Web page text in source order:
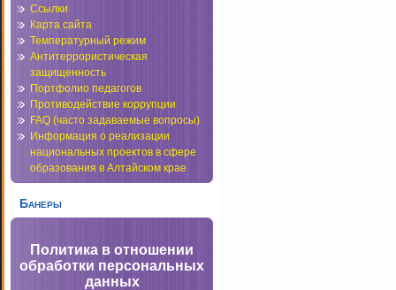
Ссылки
Карта сайта
Температурный режим
Антитеррористическая
защищенность
Портфолио педагогов
Противодействие коррупции
FAQ (часто задаваемые вопросы)
Информация о реализации
национальных проектов в сфере
образования в Алтайском крае
Банеры
Политика в отношении
обработки персональных
данных